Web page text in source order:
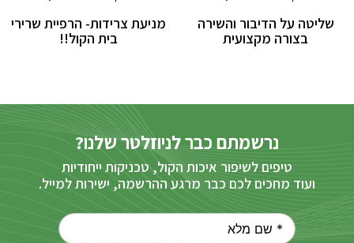
שליטה על הדיבור והשירה
בצורה מקצועית
מניעת צרידות- הרפיית שרירי
בית הקול!!
נרשמתם כבר לניוזלטר שלנו?
טיפים לשיפור איכות הקול, טכניקות ייחודיות
ועוד מחכים לכם כבר מרגע ההרשמה, ישירות למייל.